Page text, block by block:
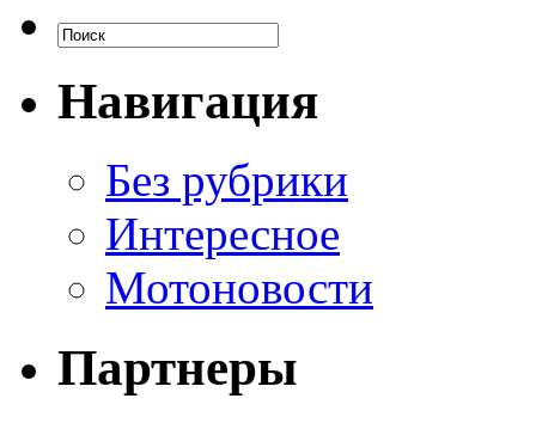
Навигация
Без рубрики
Интересное
Мотоновости
Партнеры